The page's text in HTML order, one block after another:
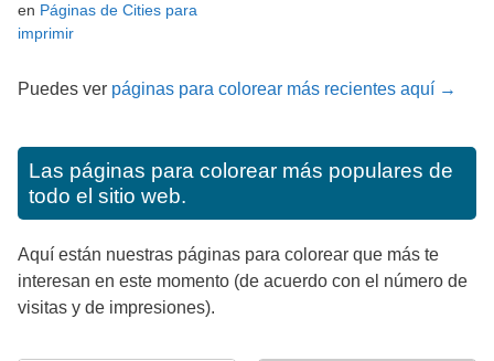
en Páginas de Cities para
imprimir
Puedes ver páginas para colorear más recientes aquí →
Las páginas para colorear más populares de
todo el sitio web.
Aquí están nuestras páginas para colorear que más te
interesan en este momento (de acuerdo con el número de
visitas y de impresiones).